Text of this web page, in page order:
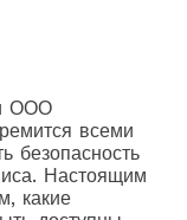
ООО
всеми
безопасность
Настоящим
какие